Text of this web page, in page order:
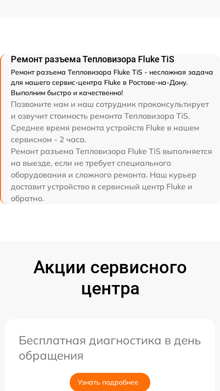
Ремонт разъема Тепловизора Fluke TiS
Ремонт разъема Тепловизора Fluke TiS - несложная задача
для нашего сервис-центра Fluke в Ростове-на-Дону.
Выполним быстро и качественно!
Позвоните нам и наш сотрудник проконсультирует
и озвучит стоимость ремонта Тепловизора TiS.
Среднее время ремонта устройств Fluke в нашем
сервисном - 2 часа.
Ремонт разъема Тепловизора Fluke TiS выполняется
на выезде, если не требует специального
оборудования и сложного ремонта. Наш курьер
доставит устройство в сервисный центр Fluke и
обратно.
Акции сервисного
центра
Бесплатная диагностика в день
обращения
Узнать подробнее